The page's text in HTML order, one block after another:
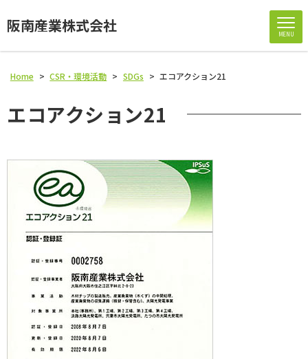
阪南産業株式会社 MENU
Home > CSR・環境活動 > SDGs > エコアクション21
エコアクション21